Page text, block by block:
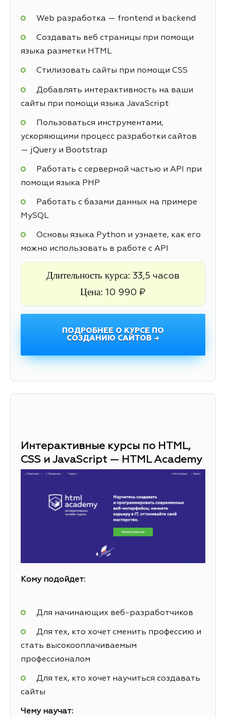
Web разработка — frontend и backend
Создавать веб страницы при помощи
языка разметки HTML
Стилизовать сайты при помощи CSS
Добавлять интерактивность на ваши
сайты при помощи языка JavaScript
Пользоваться инструментами,
ускоряющими процесс разработки сайтов
— jQuery и Bootstrap
Работать с серверной частью и API при
помощи языка PHP
Работать с базами данных на примере
MySQL
Основы языка Python и узнаете, как его
можно использовать в работе с API
Длительность курса: 33,5 часов
Цена: 10 990 ₽
ПОДРОБНЕЕ О КУРСЕ ПО
СОЗДАНИЮ САЙТОВ →
Интерактивные курсы по HTML,
CSS и JavaScript — HTML Academy
Кому подойдет:
Для начинающих веб-разработчиков
Для тех, кто хочет сменить профессию и
стать высокооплачиваемым
профессионалом
Для тех, кто хочет научиться создавать
сайты
Чему научат: